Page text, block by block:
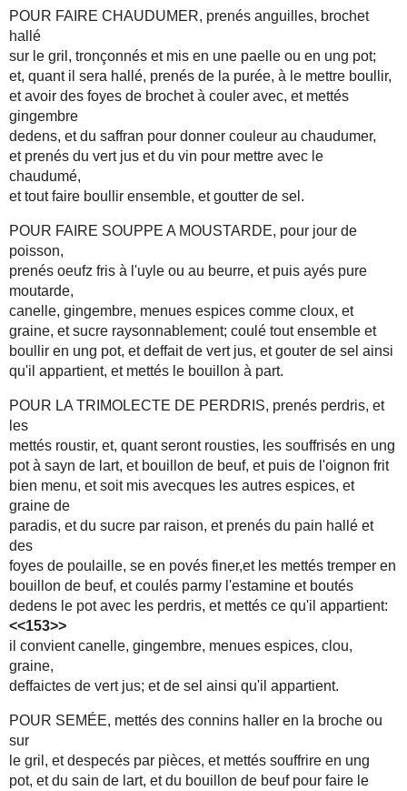
POUR FAIRE CHAUDUMER, prenés anguilles, brochet
hallé
sur le gril, tronçonnés et mis en une paelle ou en ung pot;
et, quant il sera hallé, prenés de la purée, à le mettre boullir,
et avoir des foyes de brochet à couler avec, et mettés
gingembre
dedens, et du saffran pour donner couleur au chaudumer,
et prenés du vert jus et du vin pour mettre avec le
chaudumé,
et tout faire boullir ensemble, et goutter de sel.
POUR FAIRE SOUPPE A MOUSTARDE, pour jour de
poisson,
prenés oeufz fris à l'uyle ou au beurre, et puis ayés pure
moutarde,
canelle, gingembre, menues espices comme cloux, et
graine, et sucre raysonnablement; coulé tout ensemble et
boullir en ung pot, et deffait de vert jus, et gouter de sel ainsi
qu'il appartient, et mettés le bouillon à part.
POUR LA TRIMOLECTE DE PERDRIS, prenés perdris, et
les
mettés roustir, et, quant seront rousties, les souffrisés en ung
pot à sayn de lart, et bouillon de beuf, et puis de l'oignon frit
bien menu, et soit mis avecques les autres espices, et
graine de
paradis, et du sucre par raison, et prenés du pain hallé et
des
foyes de poulaille, se en povés finer,et les mettés tremper en
bouillon de beuf, et coulés parmy l'estamine et boutés
dedens le pot avec les perdris, et mettés ce qu'il appartient:
<<153>>
il convient canelle, gingembre, menues espices, clou,
graine,
deffaictes de vert jus; et de sel ainsi qu'il appartient.
POUR SEMÉE, mettés des connins haller en la broche ou
sur
le gril, et despecés par pièces, et mettés souffrire en ung
pot, et du sain de lart, et du bouillon de beuf pour faire le